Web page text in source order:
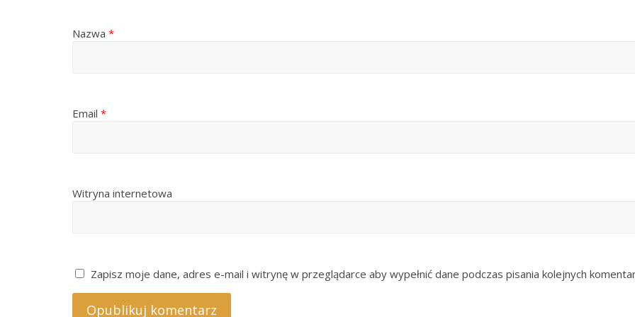
Nazwa *
Email *
Witryna internetowa
Zapisz moje dane, adres e-mail i witrynę w przeglądarce aby wypełnić dane podczas pisania kolejnych